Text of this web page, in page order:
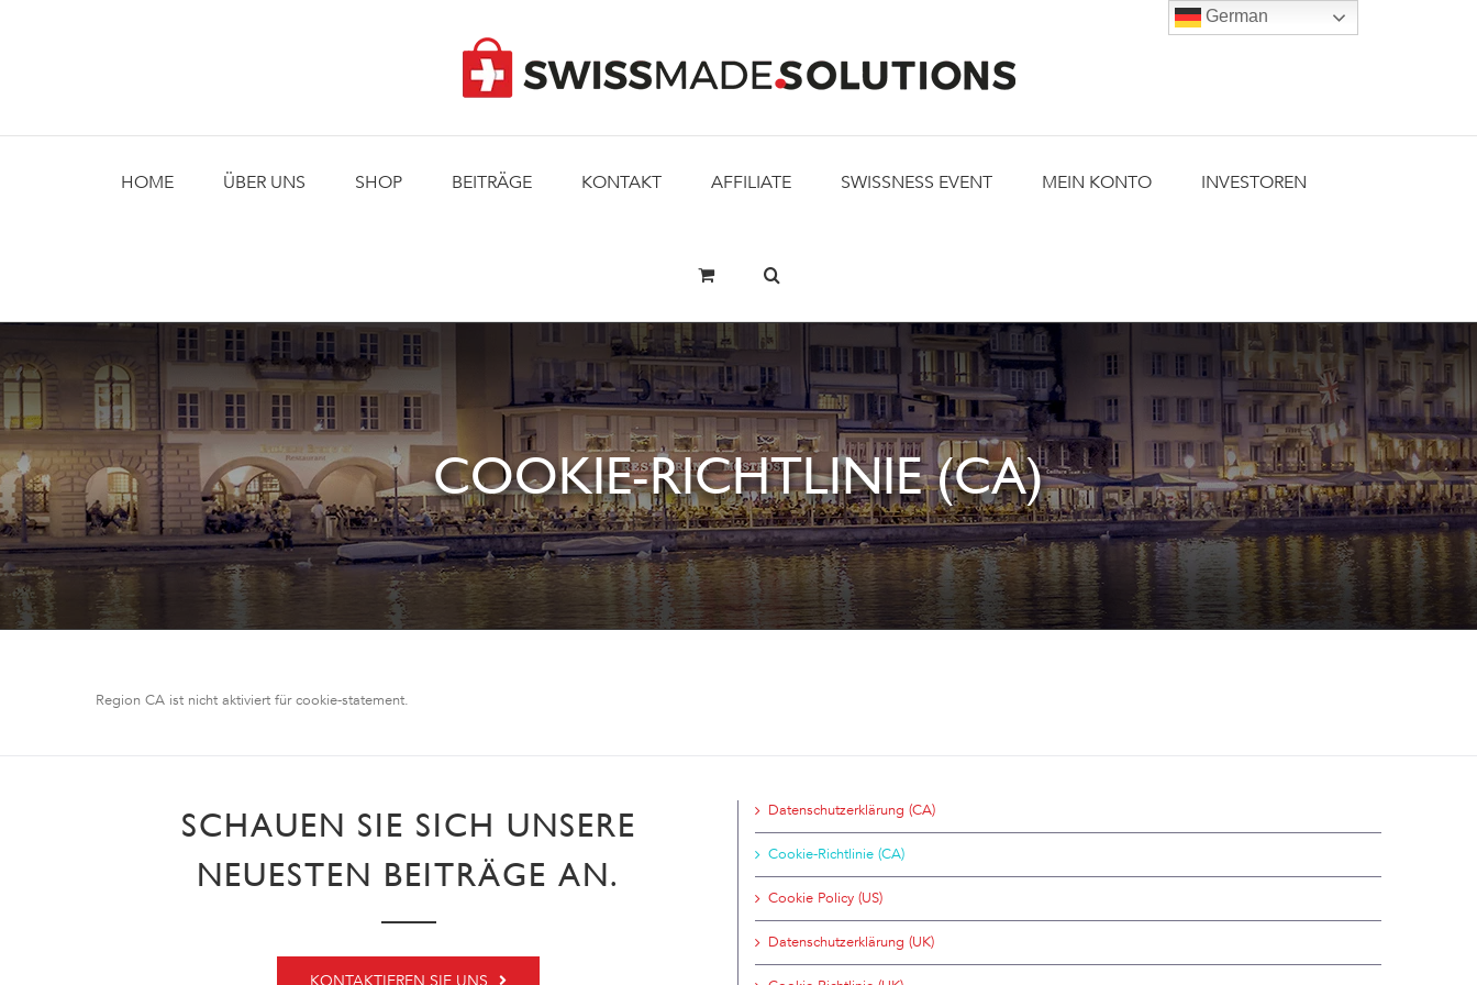
HOME ÜBER UNS SHOP BEITRÄGE KONTAKT AFFILIATE SWISSNESS EVENT MEIN KONTO INVESTOREN
COOKIE-RICHTLINIE (CA)
Region CA ist nicht aktiviert für cookie-statement.
SCHAUEN SIE SICH UNSERE
NEUESTEN BEITRÄGE AN.
Datenschutzerklärung (CA)
Cookie-Richtlinie (CA)
Cookie Policy (US)
Datenschutzerklärung (UK)
German